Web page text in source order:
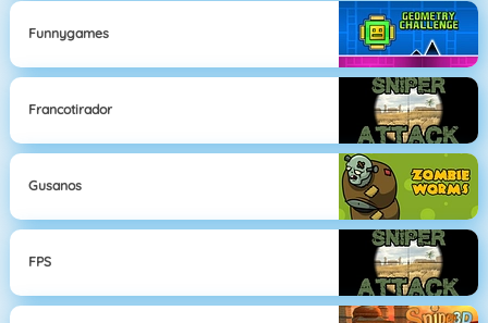
Funnygames
Francotirador
Gusanos
FPS